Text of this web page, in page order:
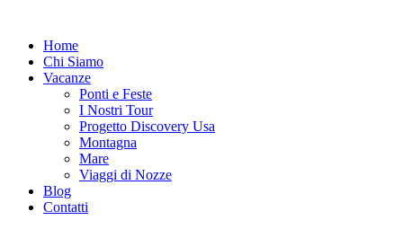
contenutoHome
Chi Siamo
Vacanze
Ponti e Feste
I Nostri Tour
Progetto Discovery Usa
Montagna
Mare
Viaggi di Nozze
Blog
Contatti